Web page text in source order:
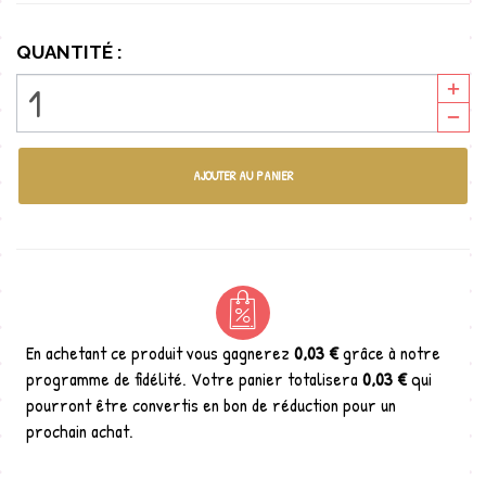
QUANTITÉ :
AJOUTER AU PANIER
En achetant ce produit vous gagnerez 0,03 €grâce à notre
programme de fidélité. Votre panier totalisera 0,03 €qui
pourront être convertis en bon de réduction pour un
prochain achat.